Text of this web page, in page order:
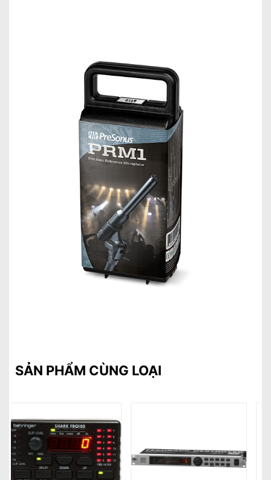
SẢN PHẨM CÙNG LOẠI